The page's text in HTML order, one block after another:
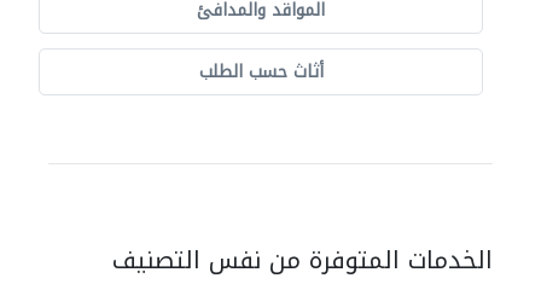
المواقد والمدافئ
أثاث حسب الطلب
الخدمات المتوفرة من نفس التصنيف